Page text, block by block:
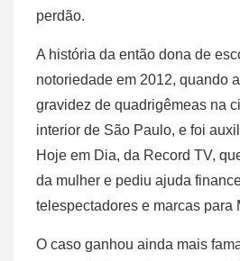
perdão.
A história da então dona de
notoriedade em 2012, quando
gravidez de quadrigêmeas na
interior de São Paulo, e foi
Hoje em Dia, da Record TV,
da mulher e pediu ajuda
telespectadores e marcas para
O caso ganhou ainda mais